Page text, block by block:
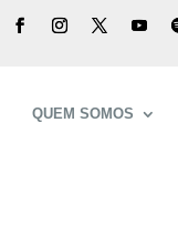
QUEM SOMOS